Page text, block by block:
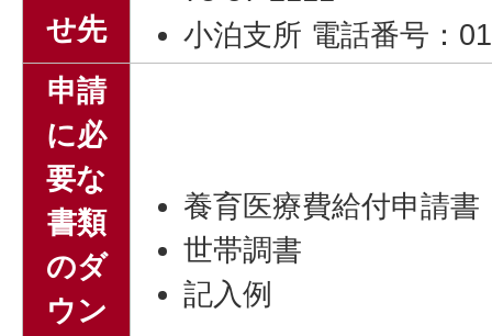
せ先
小泊支所 電話番号：
申請
に必
要な
書類
のダ
ウン
養育医療費給付申請書
世帯調書
記入例